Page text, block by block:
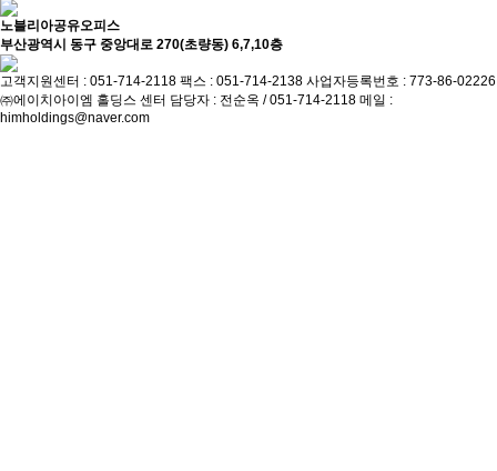
노블리아공유오피스
부산광역시 동구 중앙대로 270(초량동) 6,7,10층
고객지원센터 : 051-714-2118 팩스 : 051-714-2138 사업자등록번호 : 773-86-02226
㈜에이치아이엠 홀딩스 센터 담당자 : 전순옥 / 051-714-2118 메일 :
himholdings@naver.com